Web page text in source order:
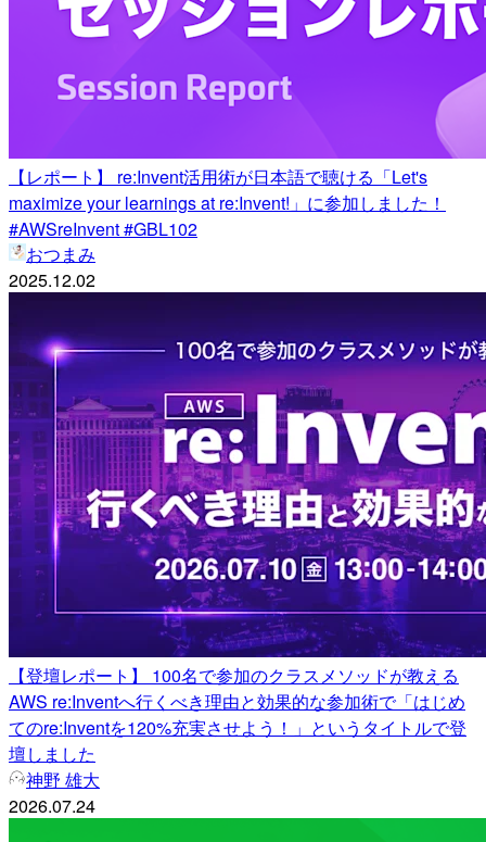
【レポート】 re:Invent活用術が日本語で聴ける「Let's
maximize your learnings at re:Invent!」に参加しました！
#AWSreInvent #GBL102
おつまみ
2025.12.02
【登壇レポート】 100名で参加のクラスメソッドが教える
AWS re:Inventへ行くべき理由と効果的な参加術で「はじめ
てのre:Inventを120%充実させよう！」というタイトルで登
壇しました
神野 雄大
2026.07.24